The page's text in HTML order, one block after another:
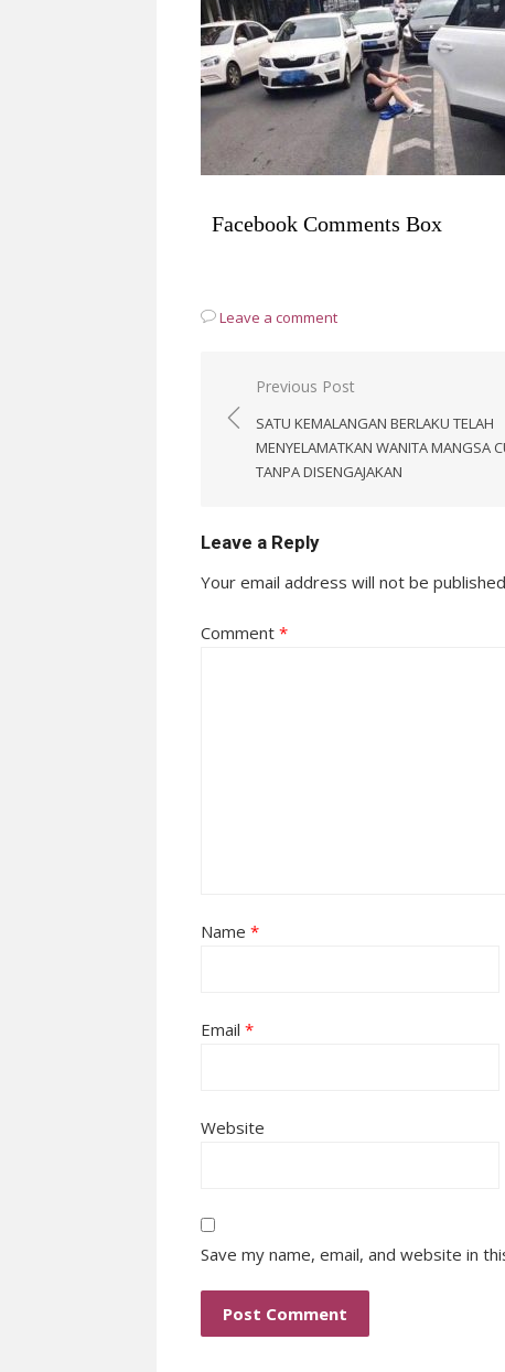
Facebook Comments Box
Leave a comment
Post
navigation
Previous Post
SATU KEMALANGAN BERLAKU TELAH
MENYELAMATKAN WANITA MANGSA
TANPA DISENGAJAKAN
Leave a Reply
Your email address will not be
Comment *
Name *
Email *
Website
Save my name, email, and website in